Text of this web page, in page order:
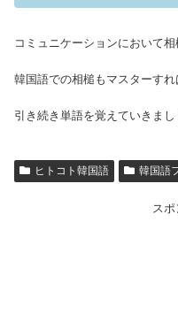
コミュニケーションにおいて
韓国語での相槌もマスターす
引き続き単語を覚えていきまし
ヒトコト韓国語 韓国語
ス